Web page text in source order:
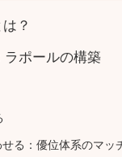
？
ラポールの構築
る：優位体系のマッ